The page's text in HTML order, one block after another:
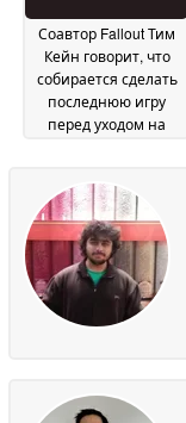
Соавтор Fallout Тим
Кейн говорит, что
собирается сделать
последнюю игру
перед уходом на